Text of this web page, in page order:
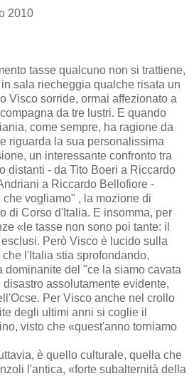
2010
tasse qualcuno non si trattiene,
sala riecheggia qualche risata un
Visco sorride, ormai affezionato a
da tre lustri. E quando
come sempre, ha ragione da
riguarda la sua personalissima
un interessante confronto tra
distanti - da Tito Boeri a Riccardo
a Riccardo Bellofiore -
vogliamo" , la mozione di
di Corso d'Italia. E insomma, per
«le tasse non sono poi tante: il
Però Visco è lucido sulla
l'Italia stia sprofondando,
dominanite del "ce la siamo cavata
assolutamente evidente,
Per Visco anche nel crollo
degli ultimi anni si coglie il
visto che «quest'anno torniamo
è quello culturale, quella che
l'antica, «forte subalternità della